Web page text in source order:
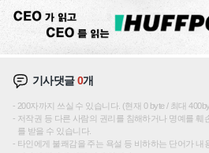
기사댓글0개
200자까지 쓰실 수 있습니다. (현재 0 byte / 최대
저작권 등 다른 사람의 권리를 침해하거나 명예를 훼
를 받을 수 있습니다.
타인에게 불쾌감을 주는 욕설 등 비하하는 단어가 내